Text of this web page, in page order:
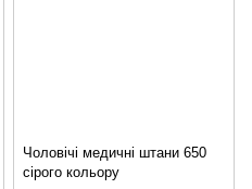
Чоловічі медичні штани 650
сірого кольору